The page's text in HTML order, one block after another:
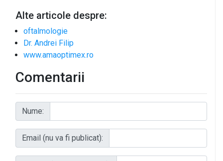
Alte articole despre:
oftalmologie
Dr. Andrei Filip
www.amaoptimex.ro
Comentarii
Nume:
Email (nu va fi publicat):